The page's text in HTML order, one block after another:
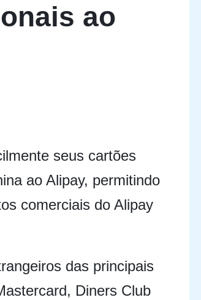
ao
seus cartões
ao Alipay, permitindo
comerciais do Alipay
das principais
Diners Club